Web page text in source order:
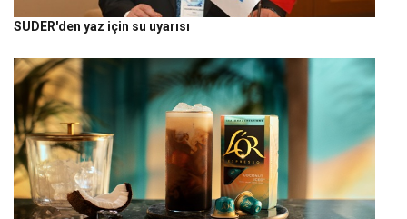
SUDER'den yaz için su uyarısı